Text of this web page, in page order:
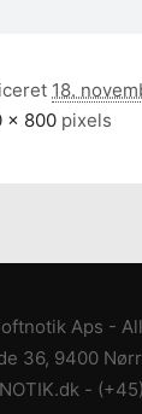
18.
× 800 pixels
Aps -
36, 9400
-